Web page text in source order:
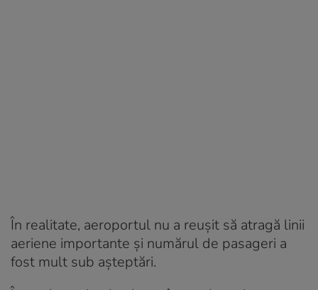
În realitate, aeroportul nu a reușit să atragă linii
aeriene importante și numărul de pasageri a
fost mult sub așteptări.